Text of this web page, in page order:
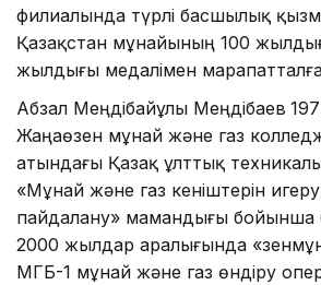
филиалында түрлі басшылық
Қазақстан мұнайының 100
жылдығы медалімен
Абзал Меңдібайұлы Меңдібаев
Жаңаөзен мұнай және газ
атындағы Қазақ ұлттық
«Мұнай және газ кеніштерін
пайдалану» мамандығы бойынша
2000 жылдар аралығында
МГӨБ-1 мұнай және газ өндіру